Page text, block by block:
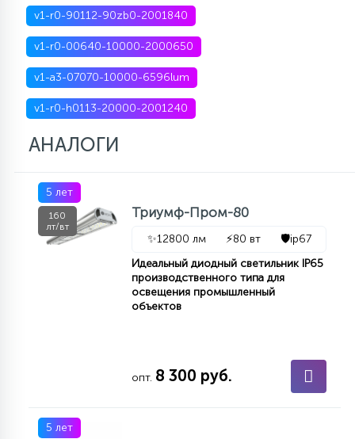
v1-r0-90112-90zb0-2001840
v1-r0-00640-10000-2000650
v1-a3-07070-10000-6596lum
v1-r0-h0113-20000-2001240
АНАЛОГИ
5 лет
160
лт/вт
Триумф-Пром-80
✨12800 лм ⚡80 вт 🛡️ip67
Идеальный диодный светильник IP65
производственного типа для
освещения промышленный
объектов
опт. 8 300 руб.
5 лет